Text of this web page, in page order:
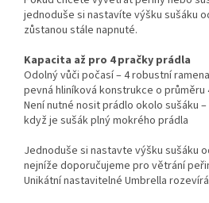
jednoduše si nastavíte výšku sušáku
zůstanou stále napnuté.
Kapacita až pro 4 pračky prádla
Odolný vůči počasí – 4 robustní
pevná hliníková konstrukce o průměru
Není nutné nosit prádlo okolo sušáku
když je sušák plný mokrého prádla
Jednoduše si nastavte výšku sušáku
nejníže doporučujeme pro větrání
Unikátní nastavitelné Umbrella